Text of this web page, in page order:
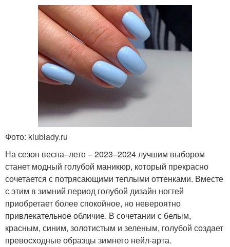
Фото: klublady.ru
На сезон весна–лето – 2023–2024 лучшим выбором
станет модный голубой маникюр, который прекрасно
сочетается с потрясающими теплыми оттенками. Вместе
с этим в зимний период голубой дизайн ногтей
приобретает более спокойное, но невероятно
привлекательное обличие. В сочетании с белым,
красным, синим, золотистым и зеленым, голубой создает
превосходные образцы зимнего нейл-арта.